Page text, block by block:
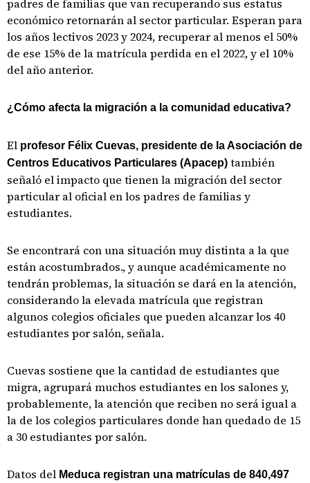
padres de familias que van recuperando sus estatus
económico retornarán al sector particular. Esperan para
los años lectivos 2023 y 2024, recuperar al menos el 50%
de ese 15% de la matrícula perdida en el 2022, y el 10%
del año anterior.
¿Cómo afecta la migración a la comunidad educativa?
El profesor Félix Cuevas, presidente de la Asociación de
Centros Educativos Particulares (Apacep) también
señaló el impacto que tienen la migración del sector
particular al oficial en los padres de familias y
estudiantes.
Se encontrará con una situación muy distinta a la que
están acostumbrados., y aunque académicamente no
tendrán problemas, la situación se dará en la atención,
considerando la elevada matrícula que registran
algunos colegios oficiales que pueden alcanzar los 40
estudiantes por salón, señala.
Cuevas sostiene que la cantidad de estudiantes que
migra, agrupará muchos estudiantes en los salones y,
probablemente, la atención que reciben no será igual a
la de los colegios particulares donde han quedado de 15
a 30 estudiantes por salón.
Datos del Meduca registran una matrículas de 840,497